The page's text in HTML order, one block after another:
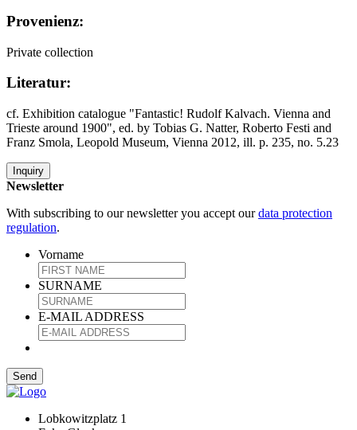
Provenienz:
Private collection
Literatur:
cf. Exhibition catalogue "Fantastic! Rudolf Kalvach. Vienna and
Trieste around 1900", ed. by Tobias G. Natter, Roberto Festi and
Franz Smola, Leopold Museum, Vienna 2012, ill. p. 235, no. 5.23
Inquiry
Newsletter
With subscribing to our newsletter you accept ourdata protection
regulation.
Vorname
SURNAME
E-MAIL ADDRESS
Lobkowitzplatz 1